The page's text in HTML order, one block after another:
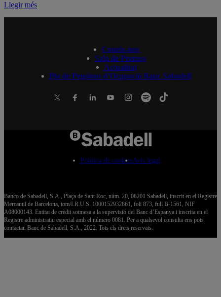
Llegir més
Coneix-nos
Sala de Premsa
Actualitat
Pla de Pensions d’Ocupació Banc Sabadell
Política de cookiesAvís legal
Banco de Sabadell, S.A., Plaça de Sant Roc, núm. 20, 08201 Sabadell, inscrit en el Registre
Mercantil de Barcelona, tom/I.R.U.S. 1000152932861, foli 873, full B-1561, NIF
A08000143. Entitat de crèdit sotmesa a la supervisió del Banc d’Espanya i inscrita en el
Registre administratiu especial amb el número 0081. Per a qualsevol consulta ens pots
contactar. Banc de Sabadell, S.A., 2022. Tots els drets reservats.